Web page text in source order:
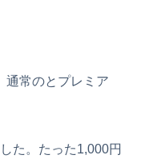
通常のとプレミア
た。たった1,000円